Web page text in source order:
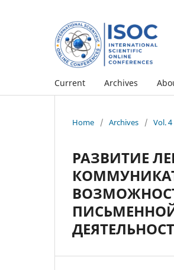
Current Archives
Home / Archives / Vol. 4
РАЗВИТИЕ